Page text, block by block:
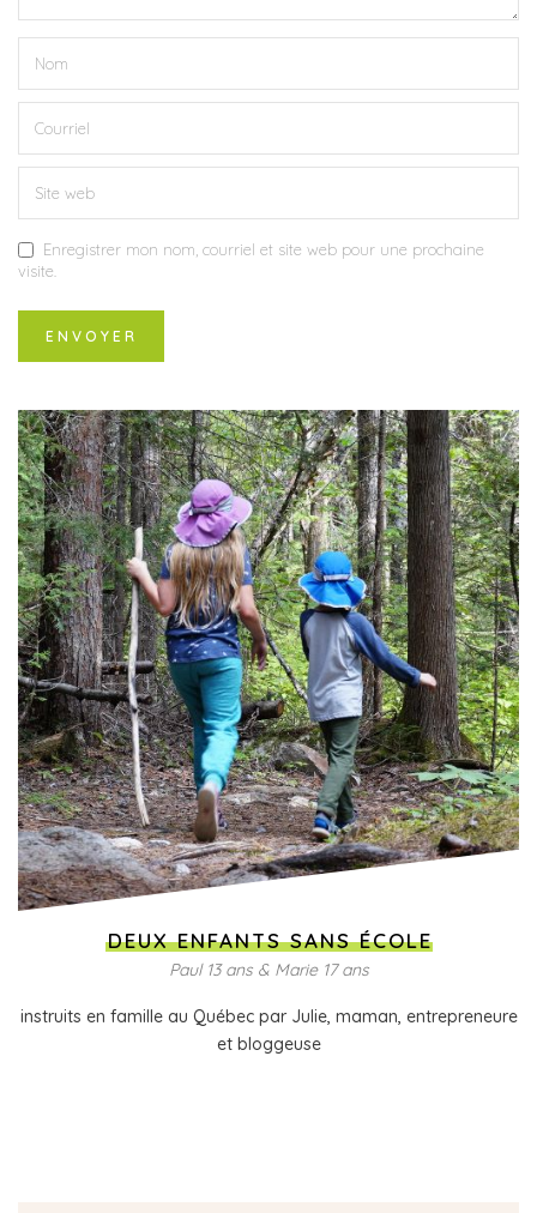
Enregistrer mon nom, courriel et site web pour une prochaine
visite.
DEUX ENFANTS SANS ÉCOLE
Paul 13 ans & Marie 17 ans
instruits en famille au Québec par Julie, maman, entrepreneure
et bloggeuse